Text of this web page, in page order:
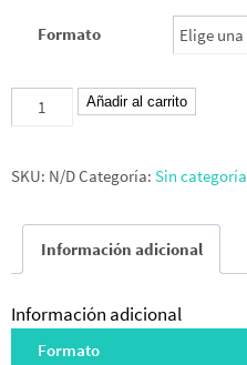
Formato
Prado
cantidad
Añadir al carrito
SKU: N/DCategoría: Sin categoría
Información adicional
Información adicional
Formato